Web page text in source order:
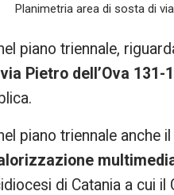
Planimetria area di sosta di
piano triennale,
Pietro dell’Ova 131-
piano triennale anche
di Catania a cui